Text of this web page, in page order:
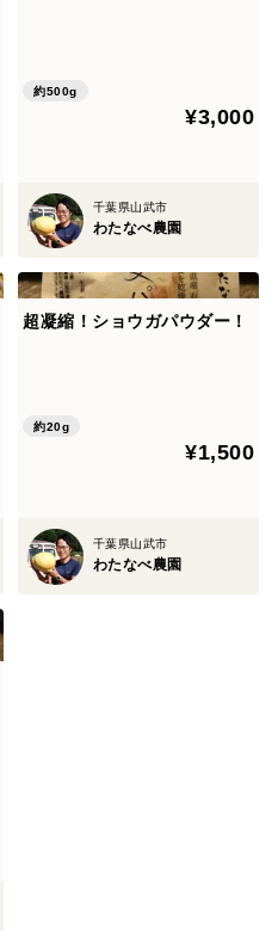
約500g
¥3,000
千葉県山武市
わたなべ農園
超凝縮！ショウガパウダー！
約20g
¥1,500
千葉県山武市
わたなべ農園